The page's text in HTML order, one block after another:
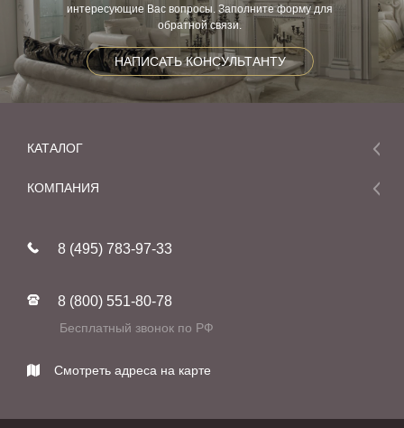
интересующие Вас вопросы. Заполните форму для
обратной связи.
НАПИСАТЬ КОНСУЛЬТАНТУ
КАТАЛОГ
Мебель
Фабрики
КОМПАНИЯ
Реставрация
Контакты
8 (495) 783-97-33
8 (800) 551-80-78
Бесплатный звонок по РФ
Смотреть адреса на карте